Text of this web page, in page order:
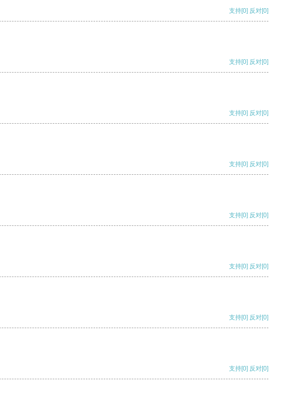
支持[0] 反对[0]
支持[0] 反对[0]
支持[0] 反对[0]
支持[0] 反对[0]
支持[0] 反对[0]
支持[0] 反对[0]
支持[0] 反对[0]
支持[0] 反对[0]